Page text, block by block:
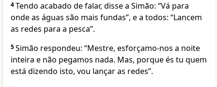
4Tendo acabado de falar, disse a Simão: “Vá para
onde as águas são mais fundas”, e a todos: “Lancem
as redes para a pesca”.
5Simão respondeu: “Mestre, esforçamo-nos a noite
inteira e não pegamos nada. Mas, porque és tu quem
está dizendo isto, vou lançar as redes”.